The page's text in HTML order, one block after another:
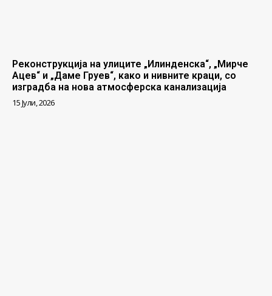
Реконструкција на улиците „Илинденска“, „Мирче
Ацев“ и „Даме Груев“, како и нивните краци, со
изградба на нова атмосферска канализација
15 Јули, 2026